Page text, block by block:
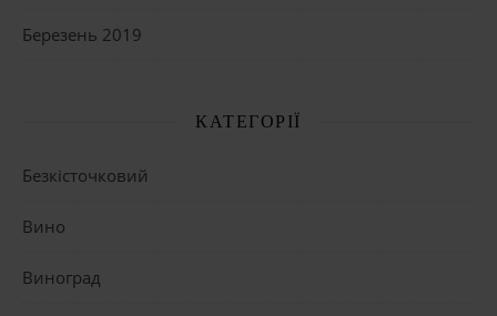
Березень 2019
КАТЕГОРІЇ
Безкісточковий
Вино
Виноград